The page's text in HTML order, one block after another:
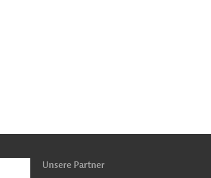
oben
Unsere Partner